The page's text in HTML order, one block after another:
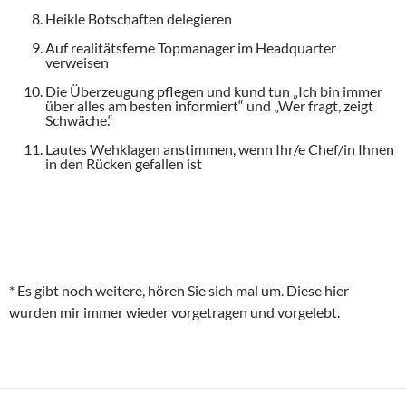
Heikle Botschaften delegieren
Auf realitätsferne Topmanager im Headquarter
verweisen
Die Überzeugung pflegen und kund tun „Ich bin immer
über alles am besten informiert“ und „Wer fragt, zeigt
Schwäche.“
Lautes Wehklagen anstimmen, wenn Ihr/e Chef/in Ihnen
in den Rücken gefallen ist
* Es gibt noch weitere, hören Sie sich mal um. Diese hier
wurden mir immer wieder vorgetragen und vorgelebt.